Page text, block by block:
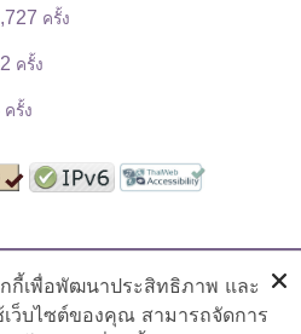
ครั้ง
ครั้ง
ครั้ง
ย์ปฏิบัติการต่อต้านการทุจริต
หน้าจอ 1024x768 pixel
กกี้เพื่อพัฒนาประสิทธิภาพ และ
ว็บไซต์ของคุณ สามารถจัดการ